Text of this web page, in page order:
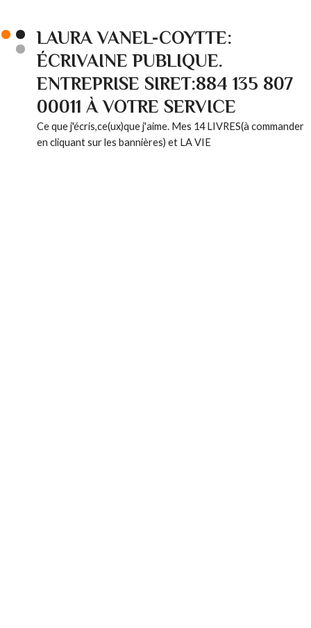
LAURA VANEL-COYTTE:
ÉCRIVAINE PUBLIQUE.
ENTREPRISE SIRET:884 135 807
00011 À VOTRE SERVICE
Ce que j'écris,ce(ux)que j'aime. Mes 14 LIVRES(à commander
en cliquant sur les bannières) et LA VIE